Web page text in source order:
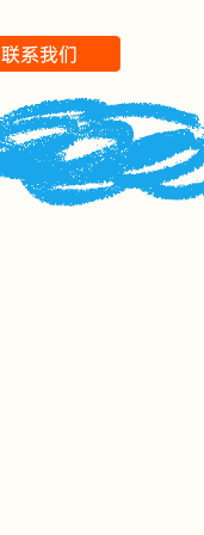
联系我们